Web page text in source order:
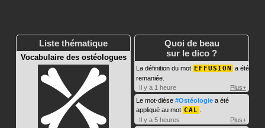
Liste thématique
Vocabulaire des ostéologues
Quoi de beau
sur le dico ?
La définition du mot EFFUSION a été
remaniée.
Il y a 1 heure
Plus+
Le mot-dièse #Ostéologie a été
appliqué au mot CAL
Il y a 5 heures
Plus+